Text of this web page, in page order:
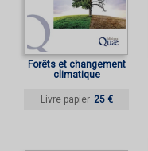
Forêts et changement
climatique
Livre papier 25 €